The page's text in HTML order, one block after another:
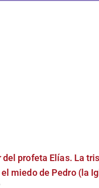
del profeta Elías. La
el miedo de Pedro (la